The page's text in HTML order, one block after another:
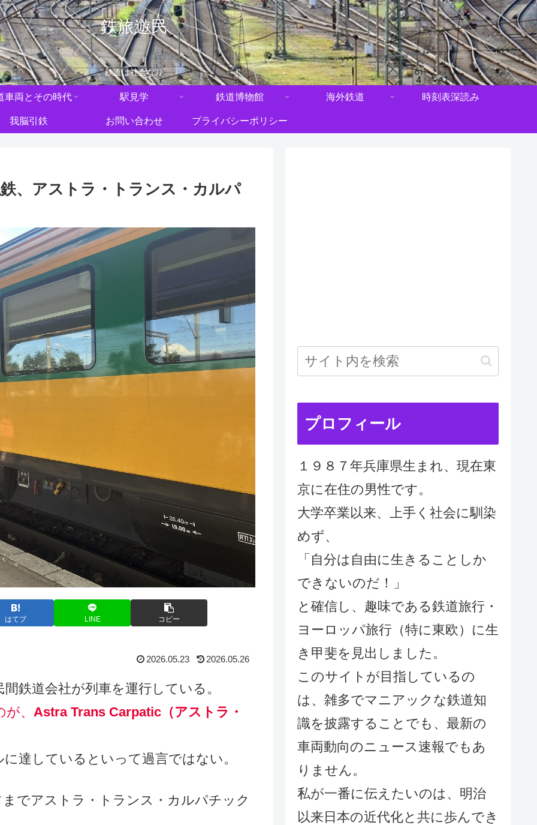
鉄旅遊民
鉄道は社会なり
車両とその時代 駅見学 鉄道博物館 海外鉄道 時刻表深読み
我脳引鉄 お問い合わせ プライバシーポリシー
、アストラ・トランス・カルパ
はてブ LINE コピー
2026.05.23 2026.05.26
鉄道会社が列車を運行している。
、 Astra Trans Carpatic（アストラ・
達しているといって過言ではない。
でアストラ・トランス・カルパチック
プロフィール
１９８７年兵庫県生まれ、現在東
京に在住の男性です。
大学卒業以来、上手く社会に馴染
めず、
「自分は自由に生きることしか
できないのだ！」
と確信し、趣味である鉄道旅行・
ヨーロッパ旅行（特に東欧）に生
き甲斐を見出しました。
このサイトが目指しているの
は、雑多でマニアックな鉄道知
識を披露することでも、最新の
車両動向のニュース速報でもあ
りません。
私が一番に伝えたいのは、明治
以来日本の近代化と共に歩んでき